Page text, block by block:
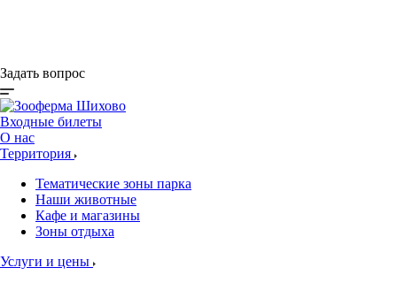
Задать вопрос
Входные билеты
О нас
Территория
Тематические зоны парка
Наши животные
Кафе и магазины
Зоны отдыха
Услуги и цены